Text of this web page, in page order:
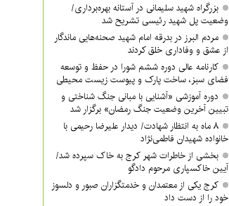
بزرگراه شهید سلیمانی در آستانه بهره‌برداری/
وضعیت پل شهید رئیسی تشریح شد
مردم البرز در بدرقه امام شهید صحنه‌هایی ماندگار
از عشق و وفاداری خلق کردند
کارنامه عالی دوره ششم شورا در حفظ و توسعه
فضای سبز، ساخت پارک و پیوست زیست محیطی
دوره آموزشی «آشنایی با مبانی جنگ شناختی و
تبیین آخرین وضعیت جنگ رمضان» برگزار شد
۸ ماه به انتظار شهادت/ دیدار علیرضا رحیمی با
خانواده شهیدان فاطمی‌نژاد
بخشی از خاطرات شهر کرج به خاک سپرده شد/
آیین خاکسپاری مرحوم دادگو
کرج یکی از معتمدان و خدمتگزاران صبور و دلسوز
خود را از دست داد